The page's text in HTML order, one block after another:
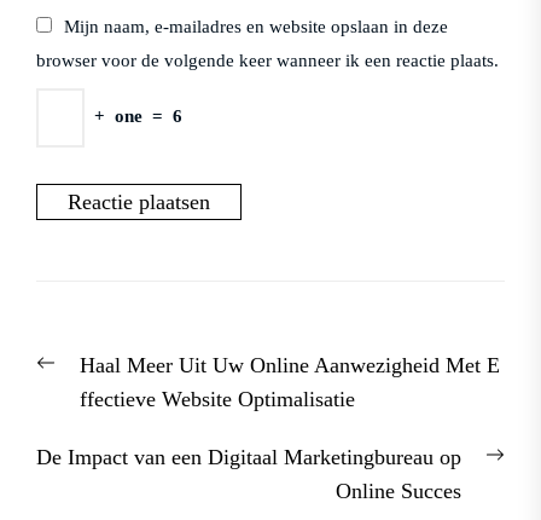
Mijn naam, e-mailadres en website opslaan in deze
browser voor de volgende keer wanneer ik een reactie plaats.
+ one = 6
PreviousHaal Meer Uit Uw Online Aanwezigheid Met E
ffectieve Website Optimalisatie
De Impact van een Digitaal Marketingbureau op
Online Succes